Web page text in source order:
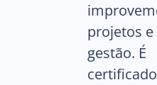
projetos e
gestão. É